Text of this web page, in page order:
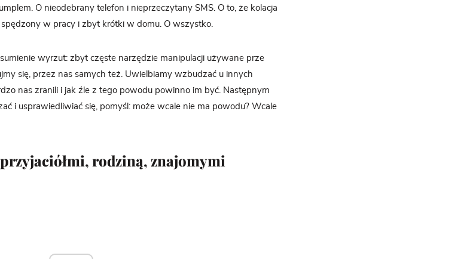
O nieodebrany telefon i nieprzeczytany SMS. O to, że kolacja
spędzony w pracy i zbyt krótki w domu. O wszystko.
wyrzut: zbyt częste narzędzie manipulacji używane prze
się, przez nas samych też. Uwielbiamy wzbudzać u innych
nas zranili i jak źle z tego powodu powinno im być. Następnym
i usprawiedliwiać się, pomyśl: może wcale nie ma powodu? Wcale
przyjaciółmi, rodziną, znajomymi